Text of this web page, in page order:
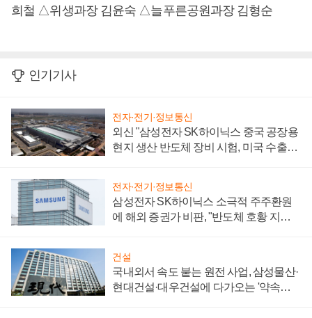
희철 △위생과장 김윤숙 △늘푸른공원과장 김형순
인기기사
전자·전기·정보통신
외신 "삼성전자 SK하이닉스 중국 공장용
현지 생산 반도체 장비 시험, 미국 수출통
전자·전기·정보통신
삼성전자 SK하이닉스 소극적 주주환원
에 해외 증권가 비판, "반도체 호황 지속
건설
국내외서 속도 붙는 원전 사업, 삼성물산·
현대건설·대우건설에 다가오는 '약속의